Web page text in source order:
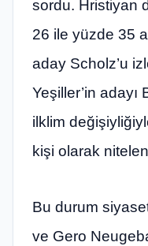
sordu. Hristiyan
26 ile yüzde 35
aday Scholz’u
Yeşiller’in
ilklim
kişi olarak
Bu durum
ve Gero